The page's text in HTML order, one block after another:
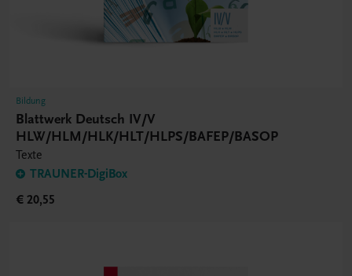
Bildung
Blattwerk Deutsch IV/V
HLW/HLM/HLK/HLT/HLPS/BAFEP/BASOP
Texte
TRAUNER-DigiBox
€ 20,55